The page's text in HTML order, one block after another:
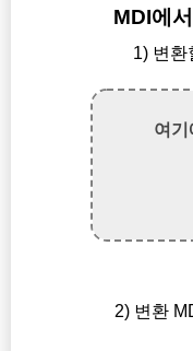
MDI에
1) 변환
여기
2) 변환